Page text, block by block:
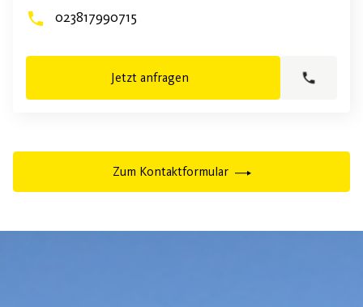
023817990715
Jetzt anfragen
Zum Kontaktformular